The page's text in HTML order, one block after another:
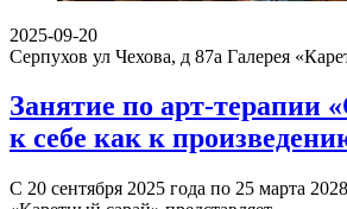
2025-09-20
Серпухов ул Чехова, д 87а Галерея
Занятие по арт-терапии
к себе как к
С 20 сентября 2025 года по 25 марта